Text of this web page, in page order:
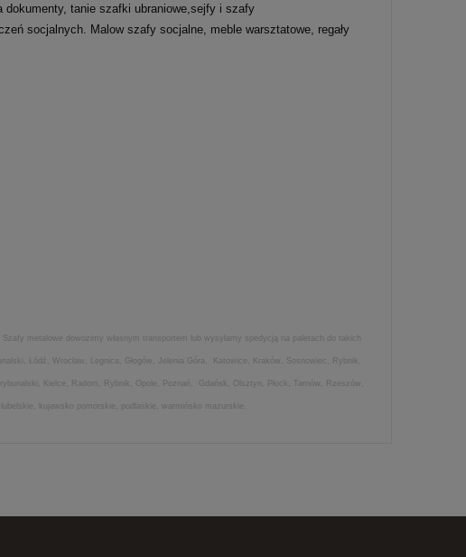
tanie szafki ubraniowe,sejfy i szafy
socjalnych. Malow szafy socjalne, meble warsztatowe, regały
metalowe dowozimy własnym transportem lub wysyłamy spedycją na paletach do takich
Łódź, Wrocław, Legnica, Głogów, Jelenia Góra, Katowice, Kraków, Sosnowiec, Rybnik,
Kielce, Radom, Rybnik, Opole, Poznań, Gdańsk, Olsztyn, Płock, Tarnów, Rzeszów,
kujawsko pomorskie, podlaskie, warmińsko mazurskie.